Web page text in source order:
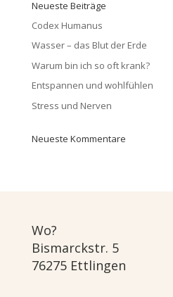
Neueste Beiträge
Codex Humanus
Wasser – das Blut der Erde
Warum bin ich so oft krank?
Entspannen und wohlfühlen
Stress und Nerven
Neueste Kommentare
Wo?
Bismarckstr. 5
76275 Ettlingen